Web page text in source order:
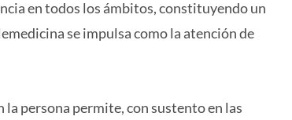
en todos los ámbitos, constituyendo un
se impulsa como la atención de
persona permite, con sustento en las